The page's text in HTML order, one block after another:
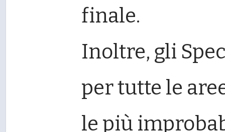
finale.
Inoltre, gli
per tutte le
le più